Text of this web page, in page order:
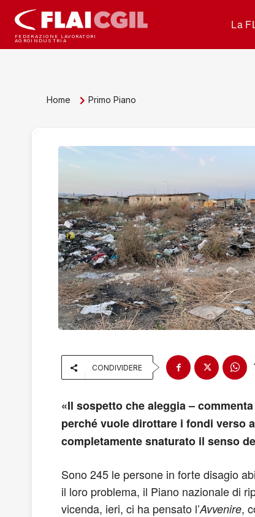
FEDERAZIONE LAVORATORI
AGROINDUSTRIA
La
Home Primo Piano
CONDIVIDERE
«Il sospetto che aleggia –
perché vuole dirottare i fondi verso
completamente snaturato il senso
Sono 245 le persone in forte disagio
il loro problema, il Piano nazionale di
vicenda, ieri, ci ha pensato l’Avvenire,